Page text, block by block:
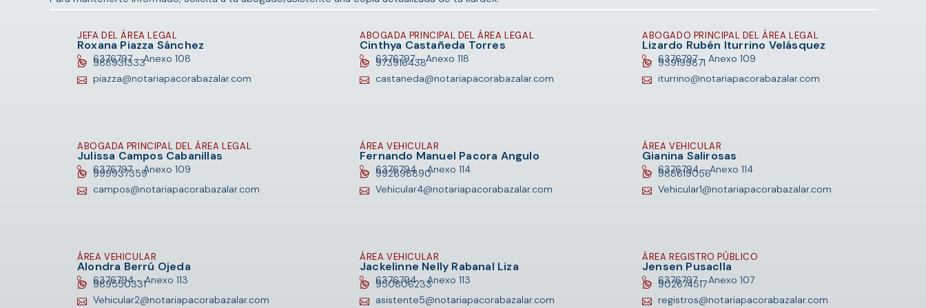
JEFA DEL ÁREA LEGAL
Roxana Piazza Sánchez
6376797 - Anexo 108
988931333
piazza@notariapacorabazalar.com
ABOGADA PRINCIPAL DEL ÁREA LEGAL
Cinthya Castañeda Torres
6376797 - Anexo 118
973916438
castaneda@notariapacorabazalar.com
ABOGADO PRINCIPAL DEL ÁREA LEGAL
Lizardo Rubén Iturrino Velásquez
6376797 - Anexo 109
939199871
iturrino@notariapacorabazalar.com
ABOGADA PRINCIPAL DEL ÁREA LEGAL
Julissa Campos Cabanillas
6376797 - Anexo 109
999937359
campos@notariapacorabazalar.com
ÁREA VEHICULAR
Fernando Manuel Pacora Angulo
6376794 - Anexo 114
992698890
Vehicular4@notariapacorabazalar.com
ÁREA VEHICULAR
Gianina Salirosas
6376794 - Anexo 114
988619056
Vehicular1@notariapacorabazalar.com
ÁREA VEHICULAR
Alondra Berrú Ojeda
6376794 - Anexo 113
989550331
Vehicular2@notariapacorabazalar.com
ÁREA VEHICULAR
Jackelinne Nelly Rabanal Liza
6376794 - Anexo 113
950806233
asistente5@notariapacorabazalar.com
ÁREA REGISTRO PÚBLICO
Jensen Pusaclla
6376797 - Anexo 107
902674517
registros@notariapacorabazalar.com